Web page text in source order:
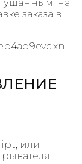
на
заказа в
или